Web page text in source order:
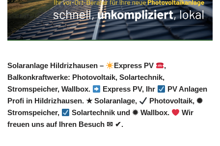
Solaranlage Hildrizhausen – Express PV
,
Balkonkraftwerke: Photovoltaik, Solartechnik,
Stromspeicher, Wallbox.
Express PV, Ihr
PV Anlagen
Profi in Hildrizhausen. ★ Solaranlage,
Photovoltaik, ✺
Stromspeicher,
Solartechnik und ✹ Wallbox.
Wir
freuen uns auf Ihren Besuch ✉ ✔.